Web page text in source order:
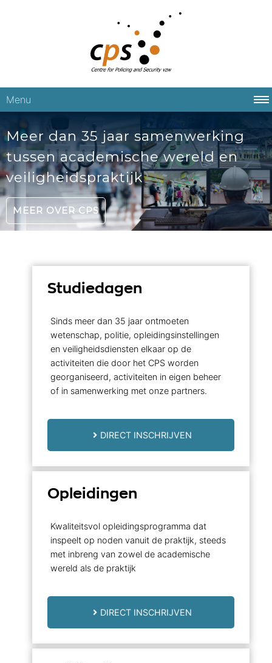
Menu
Meer dan 35 jaar samenwerking
tussen academische wereld en
veiligheidspraktijk
MEER OVER CPS
Studiedagen
Sinds meer dan 35 jaar ontmoeten
wetenschap, politie, opleidingsinstellingen
en veiligheidsdiensten elkaar op de
activiteiten die door het CPS worden
georganiseerd, activiteiten in eigen beheer
of in samenwerking met onze partners.
DIRECT INSCHRIJVEN
Opleidingen
Kwaliteitsvol opleidingsprogramma dat
inspeelt op noden vanuit de praktijk, steeds
met inbreng van zowel de academische
wereld als de praktijk
DIRECT INSCHRIJVEN